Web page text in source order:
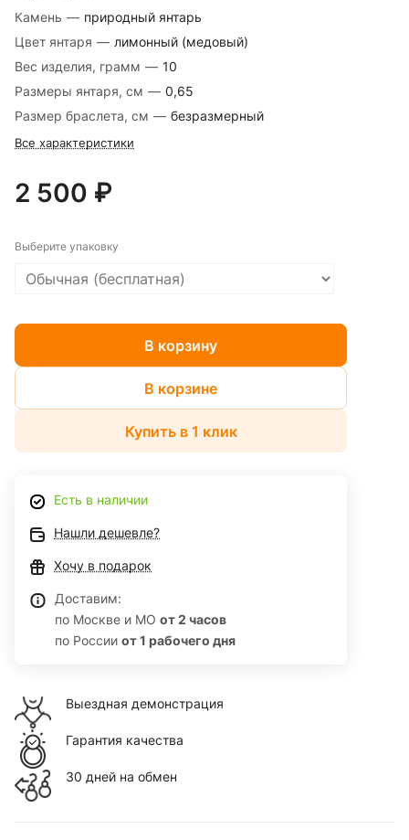
Камень — природный янтарь
Цвет янтаря — лимонный (медовый)
Вес изделия, грамм — 10
Размеры янтаря, см — 0,65
Размер браслета, см — безразмерный
Все характеристики
2 500 ₽
Выберите упаковку
В корзину
В корзине
Купить в 1 клик
Есть в наличии
Нашли дешевле?
Хочу в подарок
Доставим:
по Москве и МО от 2 часов
по России от 1 рабочего дня
Выездная демонстрация
Гарантия качества
30 дней на обмен